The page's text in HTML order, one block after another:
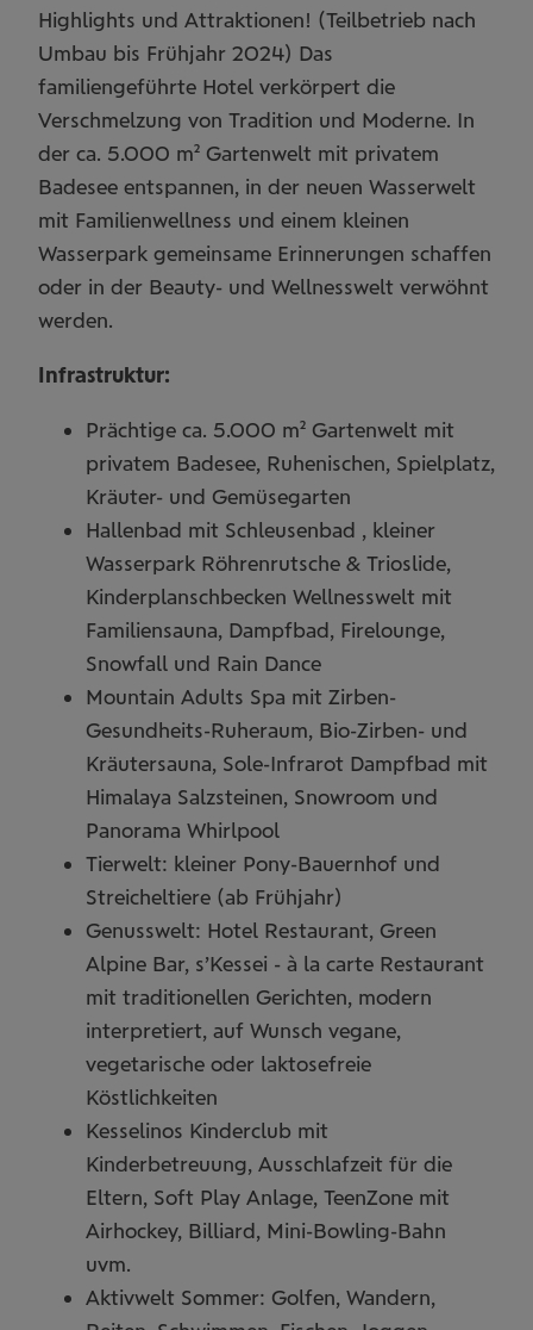
2
2
2
2
2
3
5
2
Leaflet| OSM Mapnik
Highlights und Attraktionen! (Teilbetrieb nach
Umbau bis Frühjahr 2024) Das
familiengeführte Hotel verkörpert die
Verschmelzung von Tradition und Moderne. In
der ca. 5.000 m² Gartenwelt mit privatem
Badesee entspannen, in der neuen Wasserwelt
mit Familienwellness und einem kleinen
Wasserpark gemeinsame Erinnerungen schaffen
oder in der Beauty- und Wellnesswelt verwöhnt
werden.
Infrastruktur:
Prächtige ca. 5.000 m² Gartenwelt mit
privatem Badesee, Ruhenischen, Spielplatz,
Kräuter- und Gemüsegarten
Hallenbad mit Schleusenbad , kleiner
Wasserpark Röhrenrutsche & Trioslide,
Kinderplanschbecken Wellnesswelt mit
Familiensauna, Dampfbad, Firelounge,
Snowfall und Rain Dance
Mountain Adults Spa mit Zirben-
Gesundheits-Ruheraum, Bio-Zirben- und
Kräutersauna, Sole-Infrarot Dampfbad mit
Himalaya Salzsteinen, Snowroom und
Panorama Whirlpool
Tierwelt: kleiner Pony-Bauernhof und
Streicheltiere (ab Frühjahr)
Genusswelt: Hotel Restaurant, Green
Alpine Bar, s’Kessei - à la carte Restaurant
mit traditionellen Gerichten, modern
interpretiert, auf Wunsch vegane,
vegetarische oder laktosefreie
Köstlichkeiten
Kesselinos Kinderclub mit
Kinderbetreuung, Ausschlafzeit für die
Eltern, Soft Play Anlage, TeenZone mit
Airhockey, Billiard, Mini-Bowling-Bahn
uvm.
Aktivwelt Sommer: Golfen, Wandern,